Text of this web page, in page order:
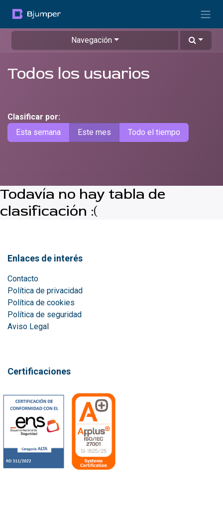
Navegación
Todos los usuarios
Clasificar por:
Esta semana
Este mes Todo el tiempo
Todavía no hay tabla de
clasificación :(
Enlaces de interés
Contacto
Política de privacidad
Política de cookies
Política de seguridad
Aviso Legal
Certificaciones